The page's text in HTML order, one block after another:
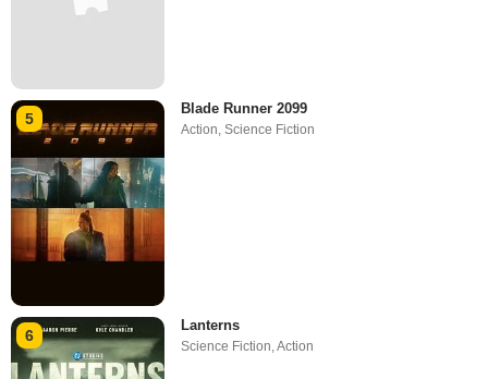
5
Blade Runner 2099
Action,Science Fiction
6
Lanterns
Science Fiction ,Action